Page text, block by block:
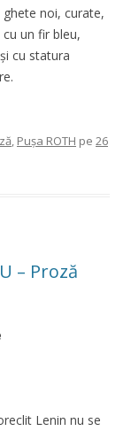
noi, curate,
un fir bleu,
cu statura
, Pușa ROTH pe 26
– Proză
Lenin nu se